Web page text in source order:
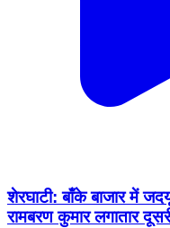
शेरघाटी: बाँके बाजार में
रामबरण कुमार लगातार दूसरी